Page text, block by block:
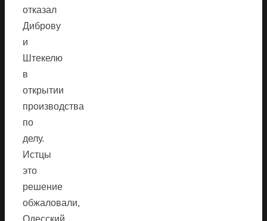
отказал
Диброву
и
Штекелю
в
открытии
производства
по
делу.
Истцы
это
решение
обжаловали,
Одесский